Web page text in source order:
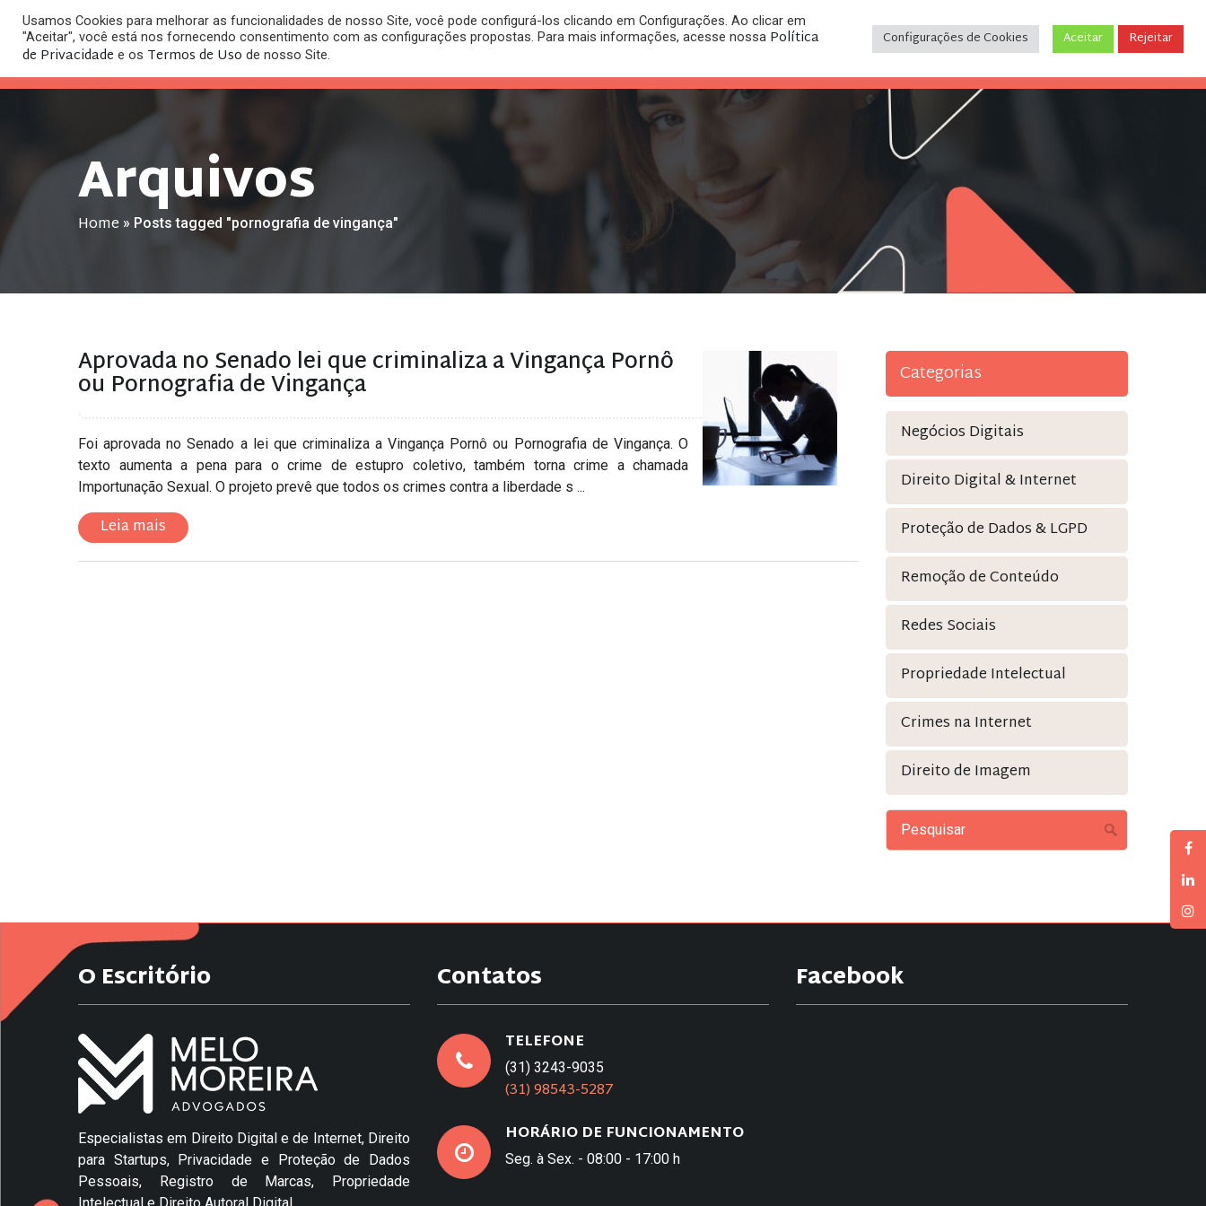
HOME O PLANO REGISTRO DE PUBLICAÇÕES CONTATO (31) 3243-9035
Arquivos
Home » Posts tagged "pornografia de vingança"
Aprovada no Senado lei que criminaliza a Vingança Pornô
ou Pornografia de Vingança
Foi aprovada no Senado a lei que criminaliza a Vingança Pornô ou Pornografia de Vingança. O
texto aumenta a pena para o crime de estupro coletivo, também torna crime a chamada
Importunação Sexual. O projeto prevê que todos os crimes contra a liberdade s ...
Leia mais
Categorias
Negócios Digitais
Direito Digital & Internet
Proteção de Dados & LGPD
Remoção de Conteúdo
Redes Sociais
Propriedade Intelectual
Crimes na Internet
Direito de Imagem
O Escritório
Especialistas em Direito Digital e de Internet, Direito
para Startups, Privacidade e Proteção de Dados
Pessoais, Registro de Marcas, Propriedade
Contatos
TELEFONE
(31) 3243-9035
(31) 98543-5287
HORÁRIO DE FUNCIONAMENTO
Seg. à Sex. - 08:00 - 17:00 h
Facebook
Usamos Cookies para melhorar as funcionalidades de nosso Site, você pode configurá-los clicando em Configurações. Ao clicar em
"Aceitar", você está nos fornecendo consentimento com as configurações propostas. Para mais informações, acesse nossa Política
de Privacidade e os Termos de Uso de nosso Site.
Configurações de Cookies Aceitar Rejeitar